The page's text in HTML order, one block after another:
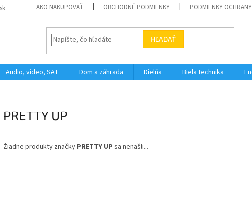
AKO NAKUPOVAŤ OBCHODNÉ PODMIENKY PODMIENKY OCHRANY
HĽADAŤ
Audio, video, SAT Dom a záhrada Dielňa Biela technika
PRETTY UP
Žiadne produkty značky PRETTY UP sa nenašli...